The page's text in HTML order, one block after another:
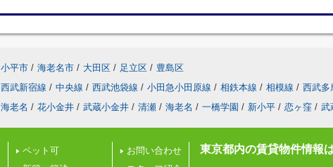
小平市 / 海老名市 / 大田区 / 足立区 / 豊島区
西武新宿線 / 中央線 / 西武池袋線 / 小田急小田原線 / 相鉄本線 / 相模線 / 西武多
海老名 / 花小金井 / 武蔵小金井 / 清瀬 / 海老名 / 一橋学園 / 新小平 / 恋ヶ窪 / 武
ペット可
お問い合わせ
東京都内の賃貸物件情報